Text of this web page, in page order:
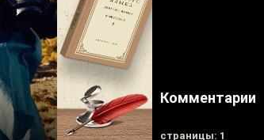
Комментарии
cтраницы: 1